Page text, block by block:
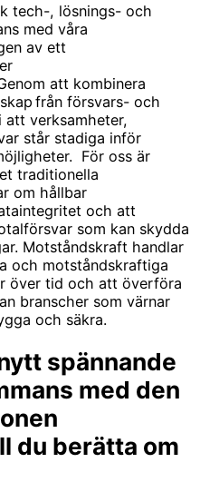
tech-, lösnings- och
med våra
av ett
att kombinera
från försvars- och
att verksamheter,
står stadiga inför
För oss är
traditionella
om hållbar
och att
som kan skydda
Motståndskraft handlar
och motståndskraftiga
över tid och att överföra
branscher som värnar
och säkra.
spännande
med den
du berätta om